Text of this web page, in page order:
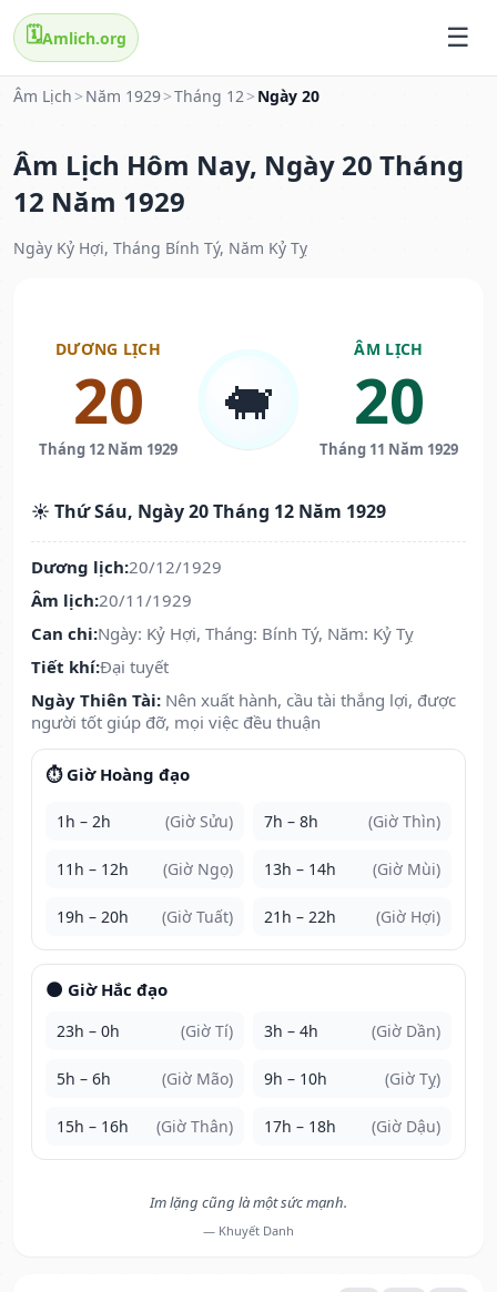
🗓️Amlich.org
Âm Lịch > Năm 1929>Tháng 12> Ngày 20
Âm Lịch Hôm Nay, Ngày 20 Tháng
12 Năm 1929
Ngày Kỷ Hợi, Tháng Bính Tý, Năm Kỷ Tỵ
DƯƠNG LỊCH
20
Tháng 12 Năm 1929
🐖
ÂM LỊCH
20
Tháng 11 Năm 1929
☀️ Thứ Sáu, Ngày 20 Tháng 12 Năm 1929
Dương lịch:20/12/1929
Âm lịch:20/11/1929
Can chi:Ngày: Kỷ Hợi, Tháng: Bính Tý, Năm: Kỷ Tỵ
Tiết khí:Đại tuyết
Ngày Thiên Tài: Nên xuất hành, cầu tài thắng lợi, được
người tốt giúp đỡ, mọi việc đều thuận
⏱️ Giờ Hoàng đạo
1h – 2h (Giờ Sửu) 7h – 8h (Giờ Thìn)
11h – 12h (Giờ Ngọ) 13h – 14h (Giờ Mùi)
19h – 20h (Giờ Tuất) 21h – 22h (Giờ Hợi)
🌑 Giờ Hắc đạo
23h – 0h (Giờ Tí) 3h – 4h (Giờ Dần)
5h – 6h (Giờ Mão) 9h – 10h (Giờ Tỵ)
15h – 16h (Giờ Thân) 17h – 18h (Giờ Dậu)
Im lặng cũng là một sức mạnh.
— Khuyết Danh